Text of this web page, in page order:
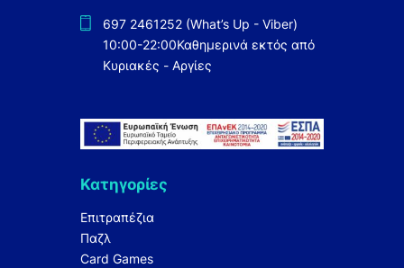
697 2461252 (What’s Up - Viber)
10:00-22:00Καθημερινά εκτός από
Κυριακές - Αργίες
Κατηγορίες
Επιτραπέζια
Παζλ
Card Games